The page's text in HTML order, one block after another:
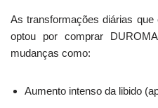
As transformações diárias
optou por comprar
mudanças como:
Aumento intenso da libido